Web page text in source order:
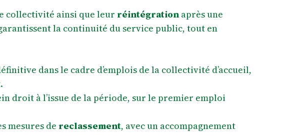
collectivité ainsi que leur réintégration après une
la continuité du service public, tout en
dans le cadre d’emplois de la collectivité d’accueil,
droit à l’issue de la période, sur le premier emploi
mesures de reclassement, avec un accompagnement